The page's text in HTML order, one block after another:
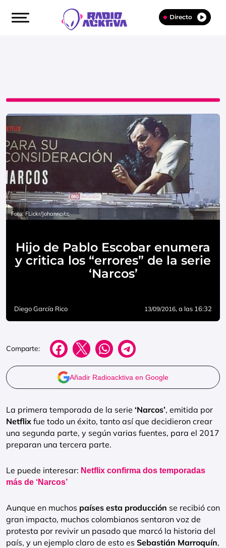
Directo
Foto: FLickr/Johanna/cc
Hijo de Pablo Escobar enumera
y critica los “errores” de la serie
‘Narcos’
Diego García Rico 13/09/2016, a las 16:32
Comparte:
Añadir Radioacktiva en Google
La primera temporada de la serie ‘Narcos’, emitida por
Netflix fue todo un éxito, tanto así que decidieron crear
una segunda parte, y según varias fuentes, para el 2017
preparan una tercera parte.
Le puede interesar: Netflix confirma dos temporadas
más de ‘Narcos’
Aunque en muchos países esta producción se recibió con
gran impacto, muchos colombianos sentaron voz de
protesta por revivir un pasado que marcó la historia del
país, y un ejemplo claro de esto es Sebastián Marroquín,